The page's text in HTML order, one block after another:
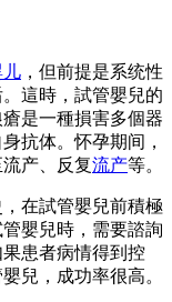
儿 ，但前提是系统性
這時，試管嬰兒的
是一種損害多個器
抗体。怀孕期间，
产、反复流产等。
在試管嬰兒前積極
嬰兒時，需要諮詢
患者病情得到控
兒，成功率很高。